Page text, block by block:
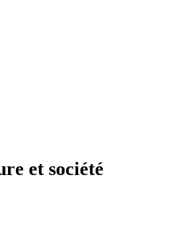
et société